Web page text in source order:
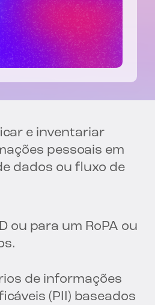
e inventariar
pessoais em
dados ou fluxo de
ou para um RoPA ou
de informações
(PII) baseados